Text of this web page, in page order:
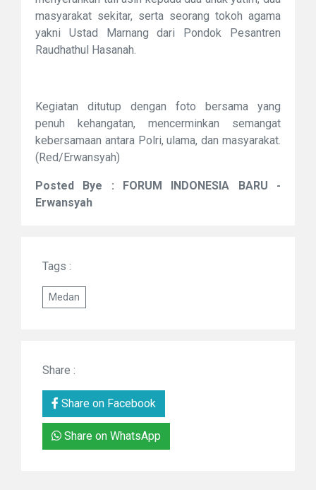
masyarakat sekitar, serta seorang tokoh agama
yakni Ustad Marnang dari Pondok Pesantren
Raudhathul Hasanah.
Kegiatan ditutup dengan foto bersama yang
penuh kehangatan, mencerminkan semangat
kebersamaan antara Polri, ulama, dan masyarakat.
(Red/Erwansyah)
Posted Bye : FORUM INDONESIA BARU -
Erwansyah
Tags :
Medan
Share :
Share on Facebook
Share on WhatsApp